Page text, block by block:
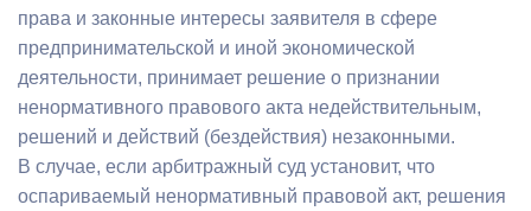
права и законные интересы заявителя в сфере
предпринимательской и иной экономической
деятельности, принимает решение о признании
ненормативного правового акта недействительным,
решений и действий (бездействия) незаконными.
В случае, если арбитражный суд установит, что
оспариваемый ненормативный правовой акт, решения